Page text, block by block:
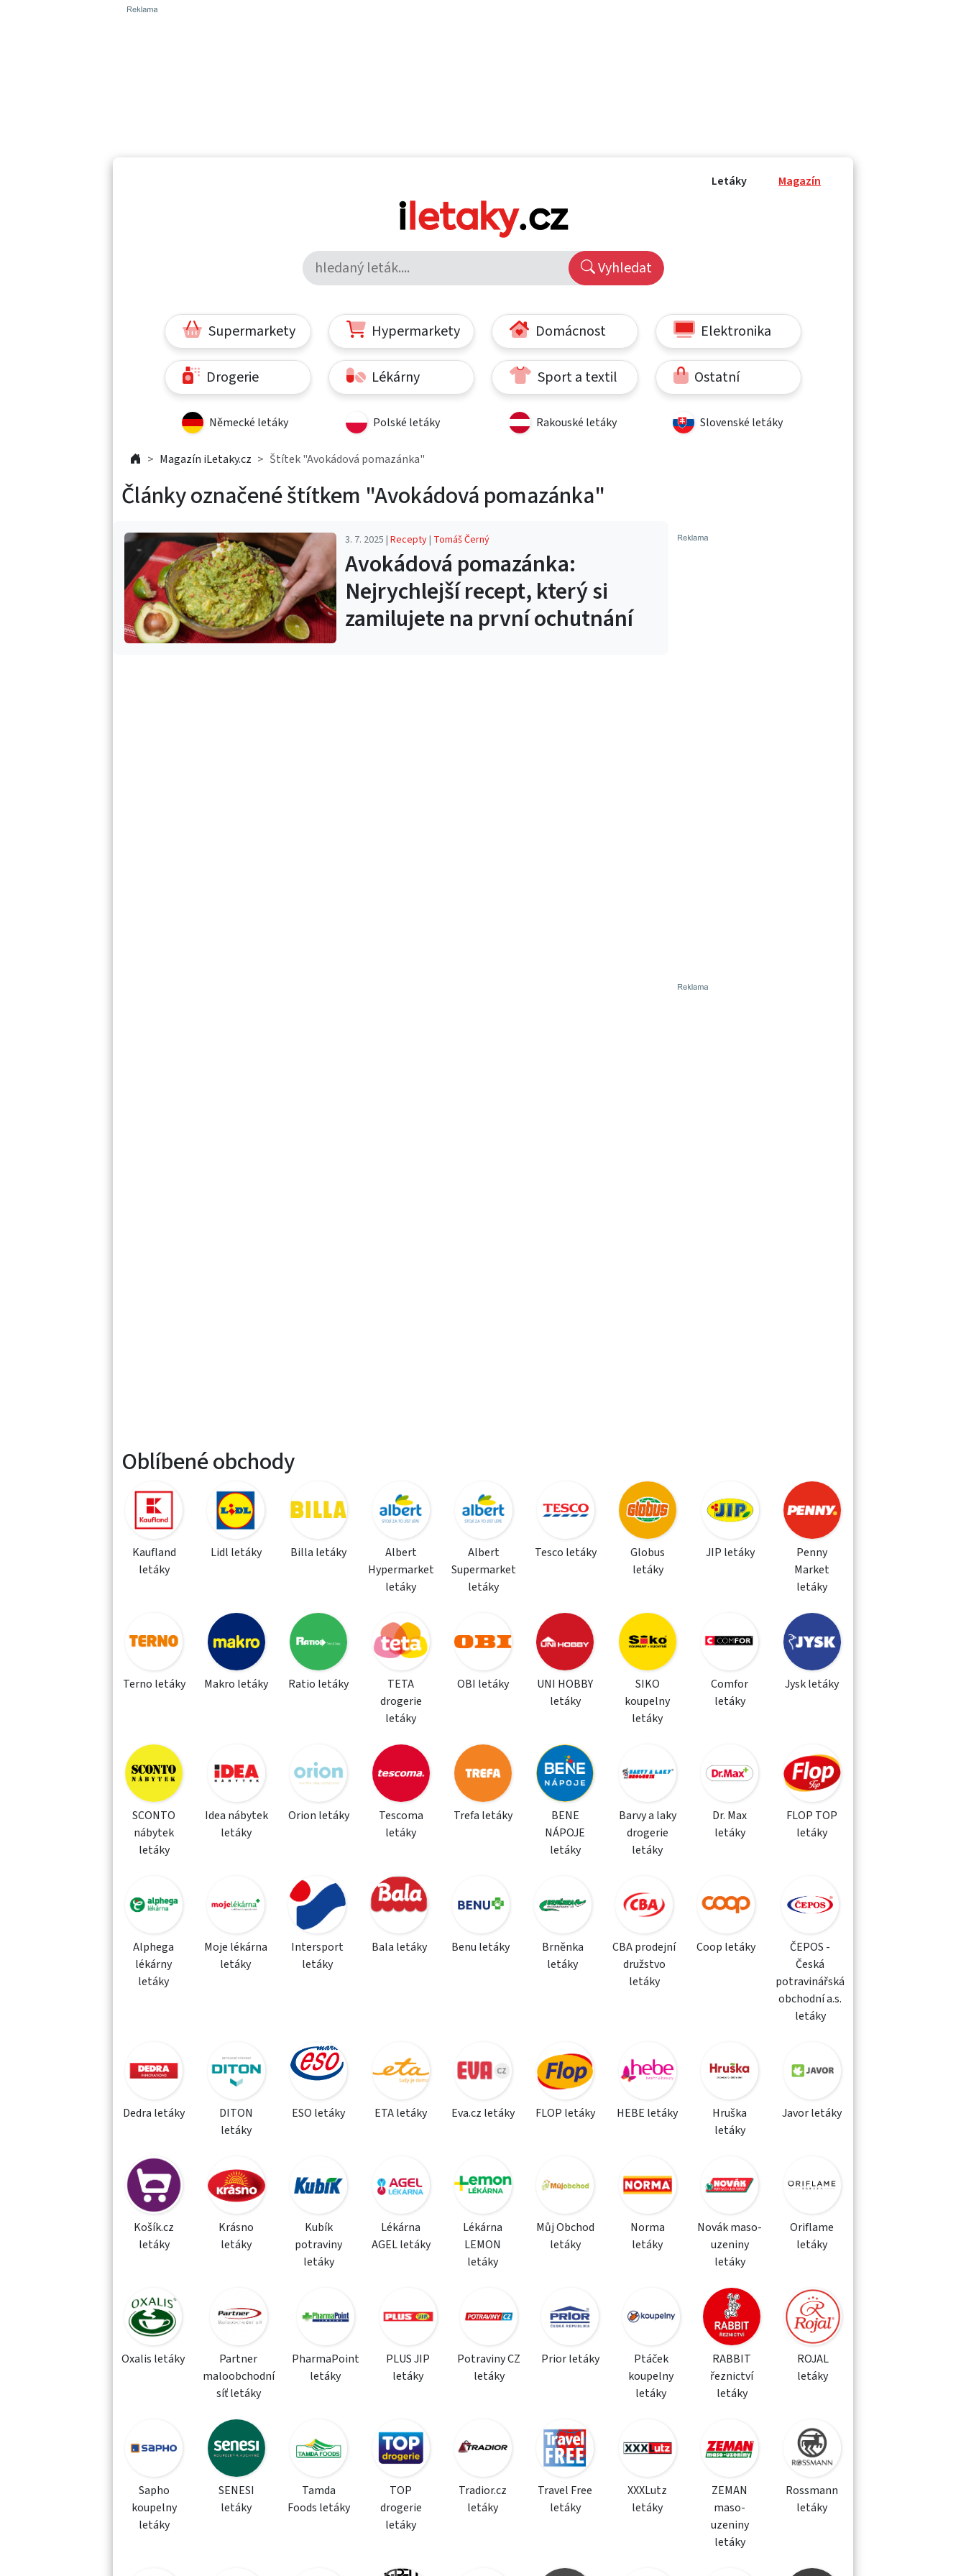
Letáky Magazín
Vyhledat
Supermarkety Hypermarkety Domácnost Elektronika
Drogerie Lékárny Sport a textil Ostatní
Německé letáky Polské letáky Rakouské letáky Slovenské letáky
Magazín iLetaky.cz Štítek "Avokádová pomazánka"
Články označené štítkem "Avokádová pomazánka"
3. 7. 2025 | Recepty| Tomáš Černý
Avokádová pomazánka:
Nejrychlejší recept, který si
zamilujete na první ochutnání
Oblíbené obchody
Kaufland
letáky
Lidl letáky Billa letáky
Albert
Hypermarket
letáky
Albert
Supermarket
letáky
Tesco letáky
Globus
letáky
JIP letáky
Penny
Market
letáky
Terno letáky Makro letáky Ratio letáky
TETA
drogerie
letáky
OBI letáky
UNI HOBBY
letáky
SIKO
koupelny
letáky
Comfor
letáky
Jysk letáky
SCONTO
nábytek
letáky
Idea nábytek
letáky
Orion letáky
Tescoma
letáky
Trefa letáky
BENE
NÁPOJE
letáky
Barvy a laky
drogerie
letáky
Dr. Max
letáky
FLOP TOP
letáky
Alphega
lékárny
letáky
Moje lékárna
letáky
Intersport
letáky
Bala letáky Benu letáky
Brněnka
letáky
CBA prodejní
družstvo
letáky
Coop letáky
ČEPOS -
Česká
potravinářská
obchodní a.s.
letáky
Dedra letáky
DITON
letáky
ESO letáky ETA letáky Eva.cz letáky FLOP letáky HEBE letáky
Hruška
letáky
Javor letáky
Košík.cz
letáky
Krásno
letáky
Kubík
potraviny
letáky
Lékárna
AGEL letáky
Lékárna
LEMON
letáky
Můj Obchod
letáky
Norma
letáky
Novák maso-
uzeniny
letáky
Oriflame
letáky
Oxalis letáky
Partner
maloobchodní
síť letáky
PharmaPoint
letáky
PLUS JIP
letáky
Potraviny CZ
letáky
Prior letáky
Ptáček
koupelny
letáky
RABBIT
řeznictví
letáky
ROJAL
letáky
Sapho
koupelny
letáky
SENESI
letáky
Tamda
Foods letáky
TOP
drogerie
letáky
Tradior.cz
letáky
Travel Free
letáky
XXXLutz
letáky
ZEMAN
maso-
uzeniny
letáky
Rossmann
letáky